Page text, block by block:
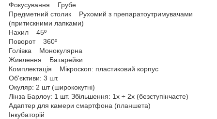
Фокусування Грубе
Предметний столик Рухомий з препаратоутримувачами
(притискними лапками)
Нахил 45º
Поворот 360º
Голівка Монокулярна
Живлення Батарейки
Комплектація Мікроскоп: пластиковий корпус
Об'єктиви: 3 шт.
Окуляр: 2 шт (ширококутні)
Лінза Барлоу: 1 шт. Збільшення: 1х ÷ 2х (безступінчасте)
Адаптер для камери смартфона (планшета)
Інкубаторій